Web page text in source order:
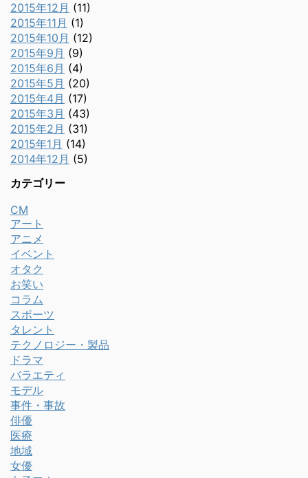
2015年12月 (11)
2015年11月 (1)
2015年10月 (12)
2015年9月 (9)
2015年6月 (4)
2015年5月 (20)
2015年4月 (17)
2015年3月 (43)
2015年2月 (31)
2015年1月 (14)
2014年12月 (5)
カテゴリー
CM
アート
アニメ
イベント
オタク
お笑い
コラム
スポーツ
タレント
テクノロジー・製品
ドラマ
バラエティ
モデル
事件・事故
俳優
医療
地域
女優